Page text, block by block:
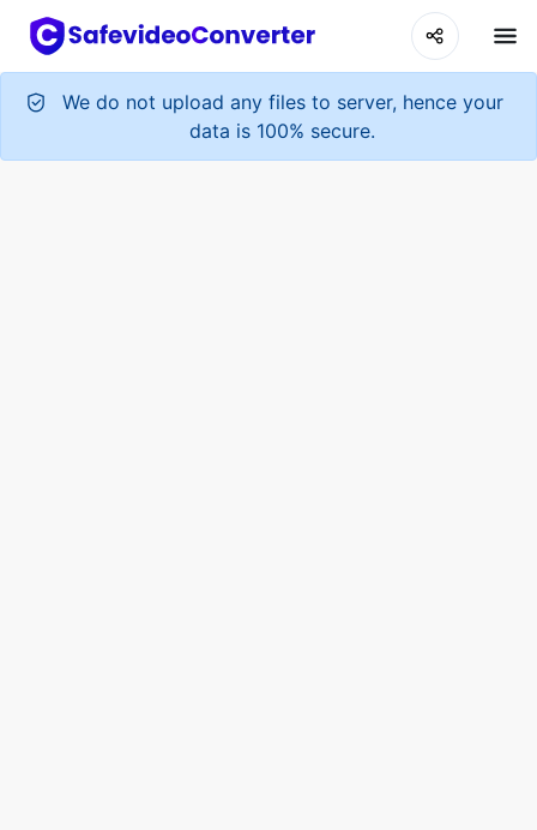
We do not upload any files to server, hence your
data is 100% secure.